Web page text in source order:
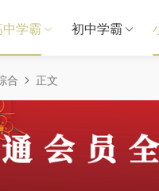
中学霸 初中学霸
合 正文